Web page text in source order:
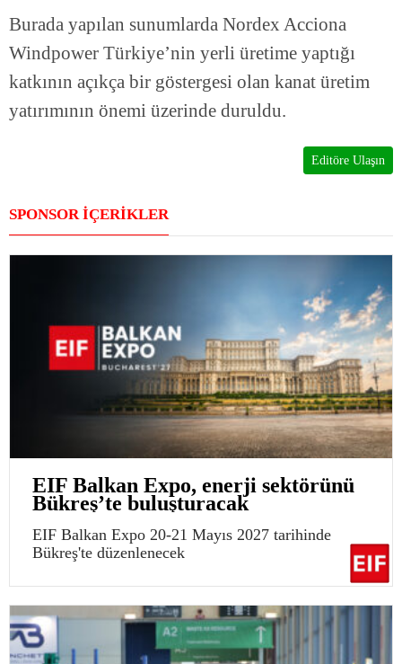
Burada yapılan sunumlarda Nordex Acciona
Windpower Türkiye’nin yerli üretime yaptığı
katkının açıkça bir göstergesi olan kanat üretim
yatırımının önemi üzerinde duruldu.
Editöre Ulaşın
SPONSOR İÇERİKLER
EIF Balkan Expo, enerji sektörünü
Bükreş’te buluşturacak
EIF Balkan Expo 20-21 Mayıs 2027 tarihinde
Bükreş'te düzenlenecek